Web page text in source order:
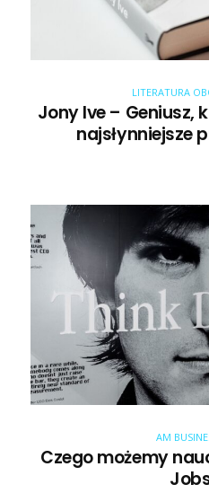
LITERATURA
Jony Ive – Geniusz,
najsłynniejsze
AM
Czego możemy